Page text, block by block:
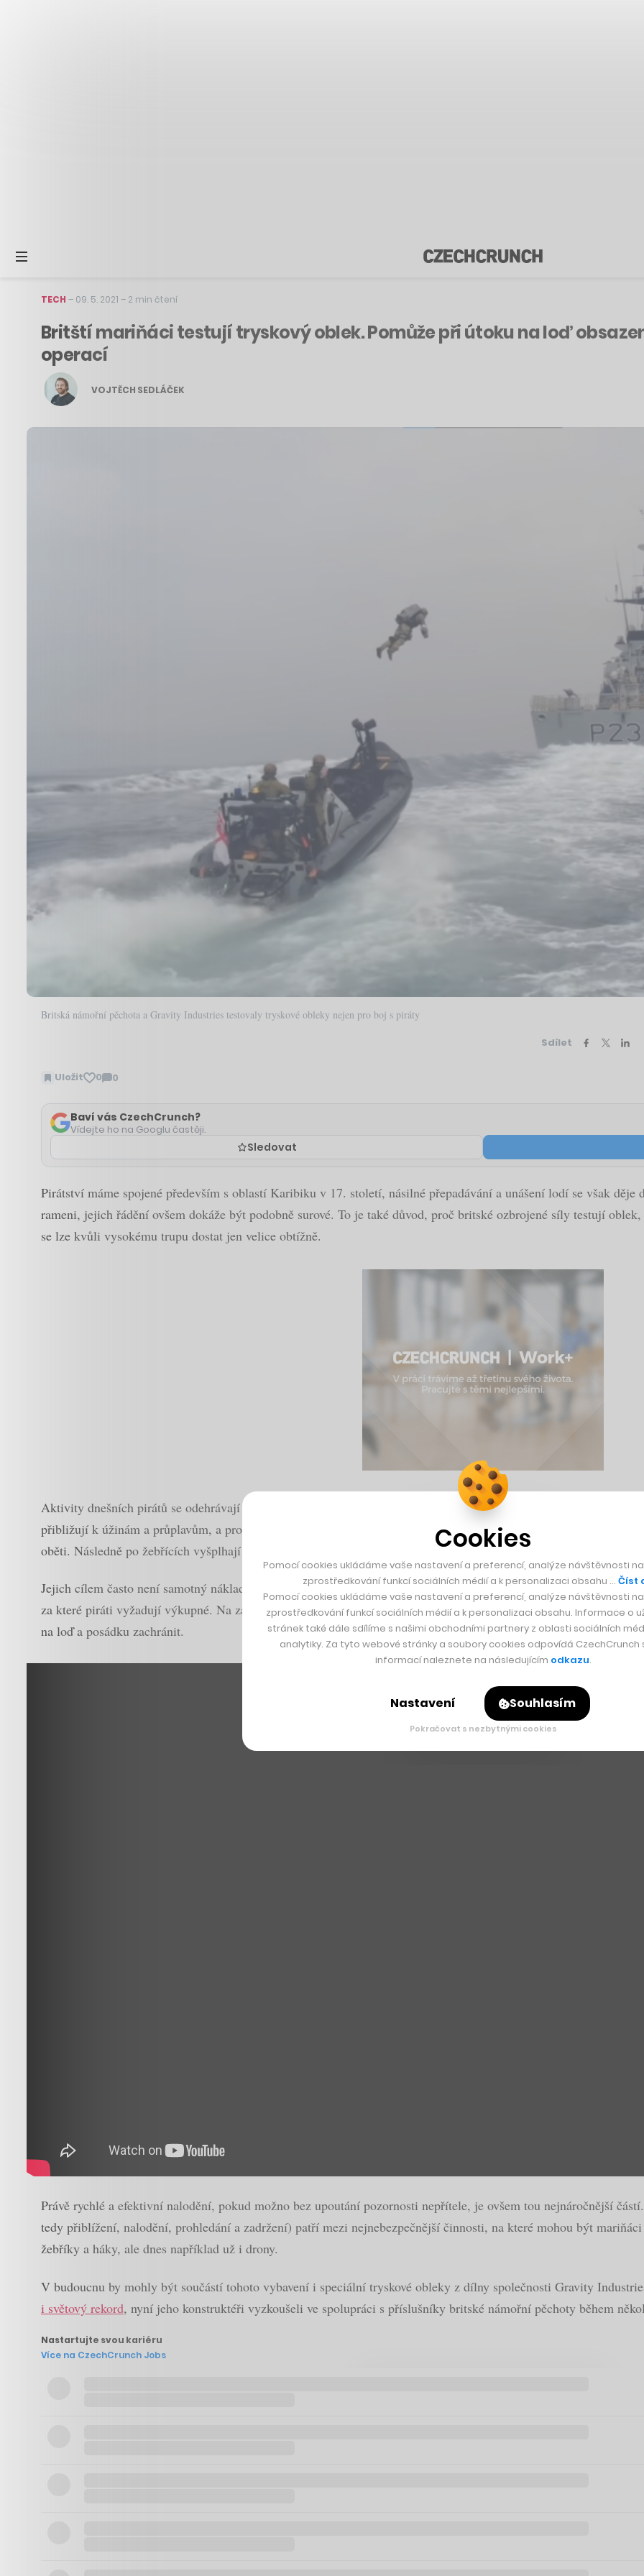
TECH – 09. 5. 2021 – 2 min čtení
Britští mariňáci testují tryskový oblek. Pomůže při útoku na loď
operací
VOJTĚCH SEDLÁČEK
Britská námořní pěchota a Gravity Industries testovaly tryskové obleky nejen pro boj s piráty
Sdílet
Uložit 0 0
Zobrazit
Baví vás CzechCrunch?
Vídejte ho na Googlu častěji.
Sledovat
Pirátství máme spojené především s oblastí Karibiku v 17. století, násilné přepadávání a unášení lodí se však děje
rameni, jejich řádění ovšem dokáže být podobně surové. To je také důvod, proč britské ozbrojené síly testují
se lze kvůli vysokému trupu dostat jen velice obtížně.
Aktivity dnešních pirátů se odehrávají především v oblastech jižní a jihovýchodní Asie a také na jihu Rudého
přibližují k úžinám a průplavům, a proto snižují svou rychlost. Útočníci naopak využívají malých a rychlých
oběti. Následně po žebřících vyšplhají na palubu.
Jejich cílem často není samotný náklad lodí, ale především lodní trezory s výplatami nebo osobní věci posádky.
za které piráti vyžadují výkupné. Na záchranu přepadených plavidel jsou proto vojsky po celém světě cvičeny
na loď a posádku zachránit.
Právě rychlé a efektivní nalodění, pokud možno bez upoutání pozornosti nepřítele, je ovšem tou nejnáročnější
tedy přiblížení, nalodění, prohledání a zadržení) patří mezi nejnebezpečnější činnosti, na které mohou být
žebříky a háky, ale dnes například už i drony.
V budoucnu by mohly být součástí tohoto vybavení i speciální tryskové obleky z dílny společnosti Gravity
i světový rekord, nyní jeho konstruktéři vyzkoušeli ve spolupráci s příslušníky britské námořní pěchoty během
Nastartujte svou kariéru
Více na CzechCrunch Jobs
Cookies
Pomocí cookies ukládáme vaše nastavení a preferencí, analýze návštěvnosti
zprostředkování funkcí sociálních médií a k personalizaci obsahu … Číst
Pomocí cookies ukládáme vaše nastavení a preferencí, analýze návštěvnosti
zprostředkování funkcí sociálních médií a k personalizaci obsahu. Informace o
stránek také dále sdílíme s našimi obchodními partnery z oblasti sociálních
analytiky. Za tyto webové stránky a soubory cookies odpovídá CzechCrunch
informací naleznete na následujícím odkazu.
Nastavení Souhlasím
Pokračovat s nezbytnými cookies